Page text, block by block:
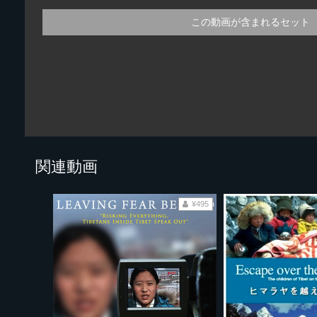
この動画が含まれるセット
関連動画
¥495